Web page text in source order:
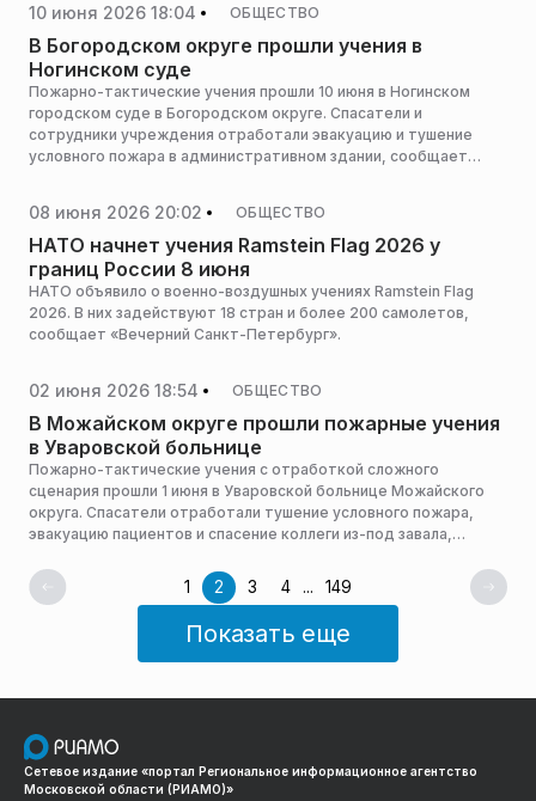
10 июня 2026 18:04 ОБЩЕСТВО
В Богородском округе прошли учения в
Ногинском суде
Пожарно-тактические учения прошли 10 июня в Ногинском
городском суде в Богородском округе. Спасатели и
сотрудники учреждения отработали эвакуацию и тушение
условного пожара в административном здании, сообщает
08 июня 2026 20:02 ОБЩЕСТВО
НАТО начнет учения Ramstein Flag 2026 у
границ России 8 июня
НАТО объявило о военно-воздушных учениях Ramstein Flag
2026. В них задействуют 18 стран и более 200 самолетов,
сообщает «Вечерний Санкт-Петербург».
02 июня 2026 18:54 ОБЩЕСТВО
В Можайском округе прошли пожарные учения
в Уваровской больнице
Пожарно-тактические учения с отработкой сложного
сценария прошли 1 июня в Уваровской больнице Можайского
округа. Спасатели отработали тушение условного пожара,
эвакуацию пациентов и спасение коллеги из-под завала,
1 2 3 4 ... 149
Показать еще
Сетевое издание «портал Региональное информационное агентство
Московской области (РИАМО)»